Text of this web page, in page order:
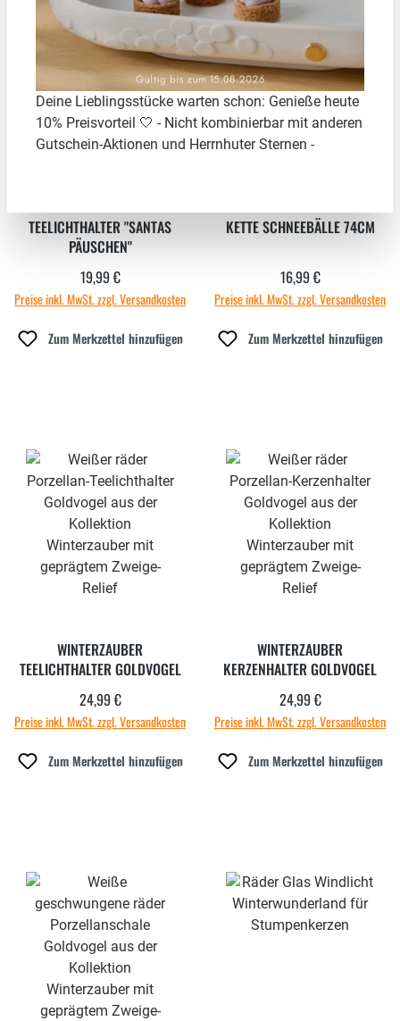
TEELICHTHALTER "SANTAS
PÄUSCHEN"
Regulärer Preis:
19,99 €
Preise inkl. MwSt. zzgl. Versandkosten
Zum Merkzettel hinzufügen
KETTE SCHNEEBÄLLE 74CM
Regulärer Preis:
16,99 €
Preise inkl. MwSt. zzgl. Versandkosten
Zum Merkzettel hinzufügen
WINTERZAUBER
TEELICHTHALTER GOLDVOGEL
Regulärer Preis:
24,99 €
Preise inkl. MwSt. zzgl. Versandkosten
Zum Merkzettel hinzufügen
WINTERZAUBER
KERZENHALTER GOLDVOGEL
Regulärer Preis:
24,99 €
Preise inkl. MwSt. zzgl. Versandkosten
Zum Merkzettel hinzufügen
Deine Lieblingsstücke warten schon: Genieße heute
10% Preisvorteil 🤍 - Nicht kombinierbar mit anderen
Gutschein-Aktionen und Herrnhuter Sternen -